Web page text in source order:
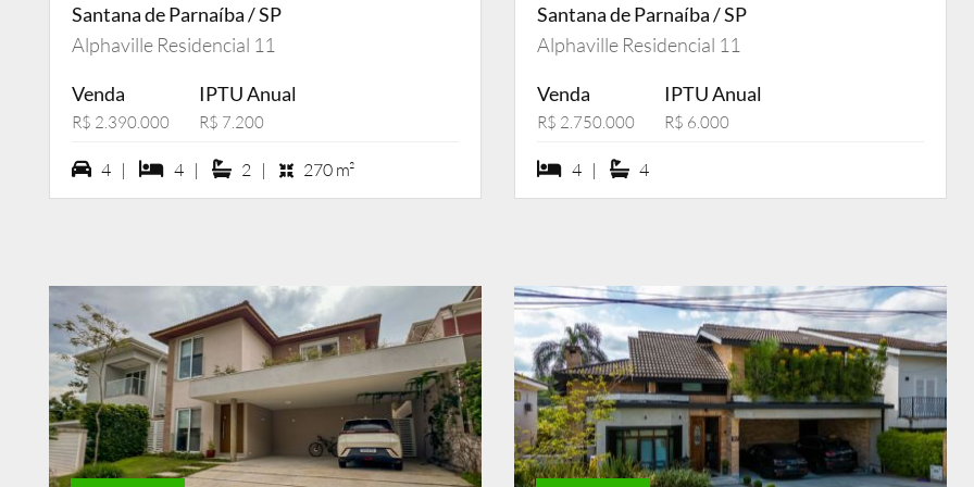
Santana de Parnaíba / SP
Alphaville Residencial 11
Venda
R$ 2.390.000
IPTU Anual
R$ 7.200
4 vagas na garagem
4 | 4 dormiórios
4 | 2 suítes
2 | 270 m²
Santana de Parnaíba / SP
Alphaville Residencial 11
Venda
R$ 2.750.000
IPTU Anual
R$ 6.000
4 dormiórios
4 | 4 suítes
4